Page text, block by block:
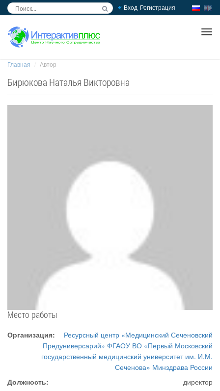
Вход Регистрация
Главная Автор
Бирюкова Наталья Викторовна
Место работы
Организация:
Ресурсный центр «Медицинский Сеченовский
Предуниверсарий» ФГАОУ ВО «Первый Московский
государственный медицинский университет им. И.М.
Сеченова» Минздрава России
Должность:
директор